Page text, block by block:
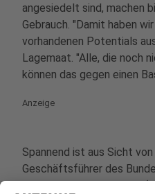
angesiedelt sind, machen
Gebrauch. "Damit haben
vorhandenen Potentials
Lagemaat. "Alle, die noch
können das gegen einen
Anzeige
Spannend ist aus Sicht
Geschäftsführer des
Breitbandkommunikation